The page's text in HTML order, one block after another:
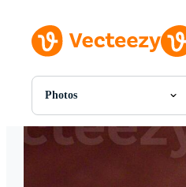
Photos
Toutes Images
Photos